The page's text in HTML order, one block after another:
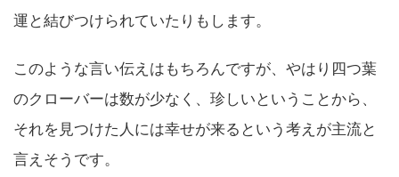
運と結びつけられていたりもします。
このような言い伝えはもちろんですが、やはり四つ葉
のクローバーは数が少なく、珍しいということから、
それを見つけた人には幸せが来るという考えが主流と
言えそうです。